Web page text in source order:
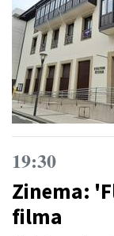
19:30
Zinema:
filma